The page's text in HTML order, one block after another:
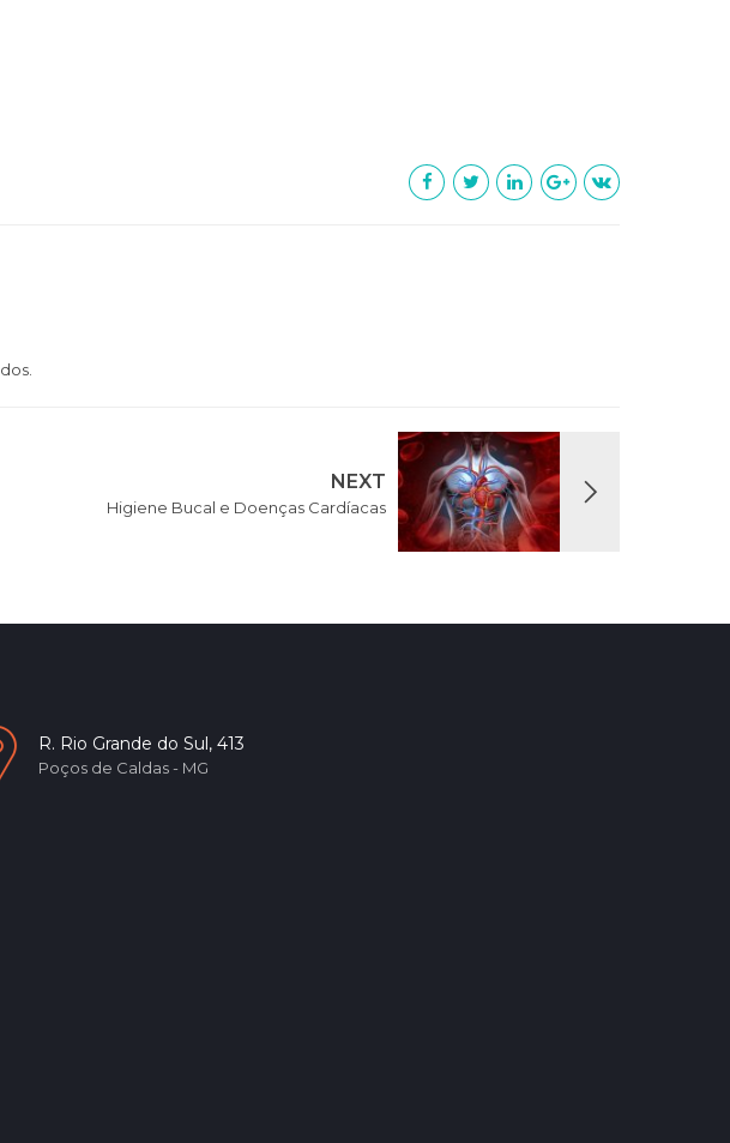
.
NEXT
Higiene Bucal e Doenças Cardíacas
R. Rio Grande do Sul, 413
Poços de Caldas - MG